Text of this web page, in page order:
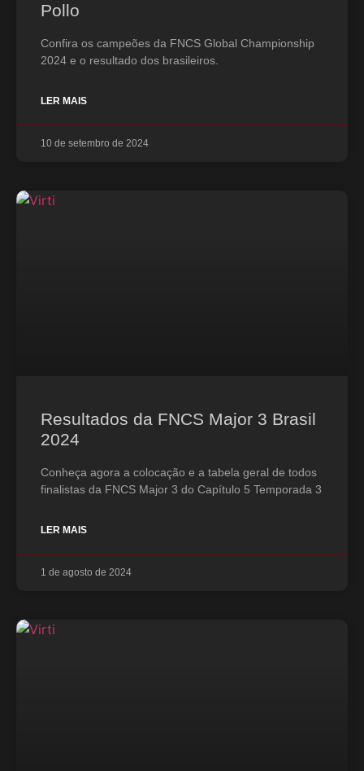
Pollo
Confira os campeões da FNCS Global Championship
2024 e o resultado dos brasileiros.
LER MAIS
10 de setembro de 2024
Resultados da FNCS Major 3 Brasil
2024
Conheça agora a colocação e a tabela geral de todos
finalistas da FNCS Major 3 do Capítulo 5 Temporada 3
LER MAIS
1 de agosto de 2024